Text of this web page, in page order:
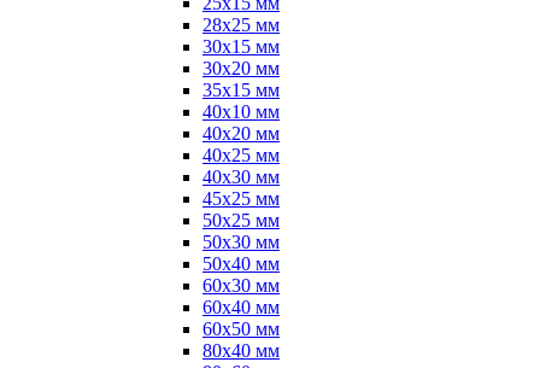
28х25 мм
30х15 мм
30х20 мм
35х15 мм
40х10 мм
40х20 мм
40х25 мм
40х30 мм
45х25 мм
50х25 мм
50х30 мм
50х40 мм
60х30 мм
60х40 мм
60х50 мм
80х40 мм